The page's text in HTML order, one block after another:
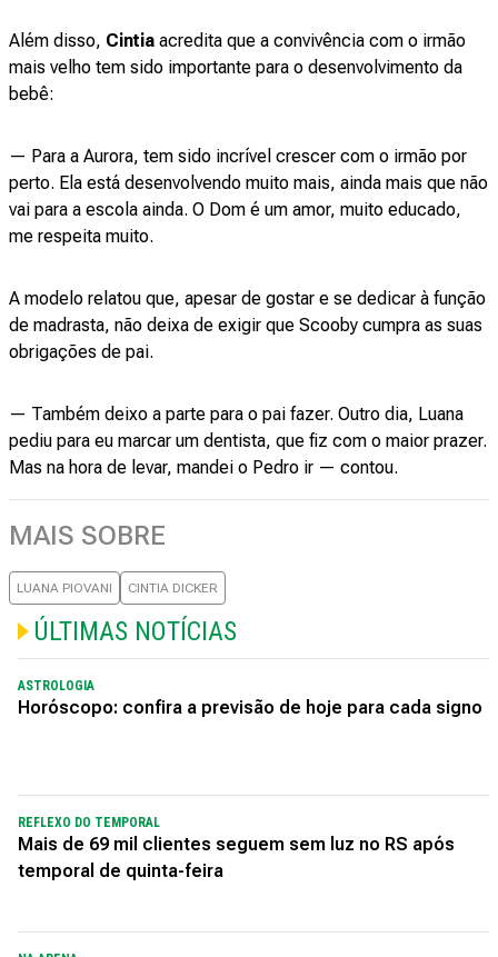
Além disso, Cintia acredita que a convivência com o irmão
mais velho tem sido importante para o desenvolvimento da
bebê:
— Para a Aurora, tem sido incrível crescer com o irmão por
perto. Ela está desenvolvendo muito mais, ainda mais que não
vai para a escola ainda. O Dom é um amor, muito educado,
me respeita muito.
A modelo relatou que, apesar de gostar e se dedicar à função
de madrasta, não deixa de exigir que Scooby cumpra as suas
obrigações de pai.
— Também deixo a parte para o pai fazer. Outro dia, Luana
pediu para eu marcar um dentista, que fiz com o maior prazer.
Mas na hora de levar, mandei o Pedro ir — contou.
MAIS SOBRE
LUANA PIOVANI CINTIA DICKER
ÚLTIMAS NOTÍCIAS
ASTROLOGIA
Horóscopo: confira a previsão de hoje para cada signo
REFLEXO DO TEMPORAL
Mais de 69 mil clientes seguem sem luz no RS após
temporal de quinta-feira